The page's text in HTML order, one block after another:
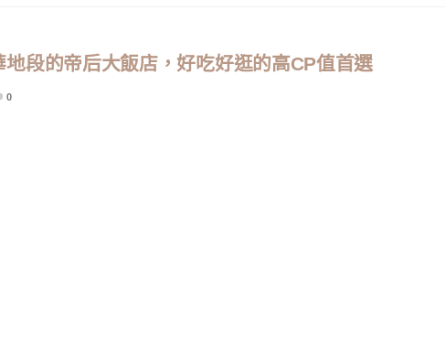
段的帝后大飯店，好吃好逛的高CP值首選
0